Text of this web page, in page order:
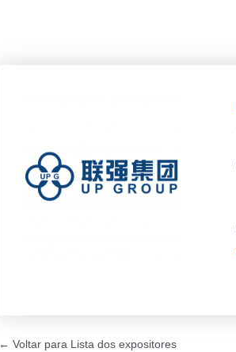
← Voltar para Lista dos expositores